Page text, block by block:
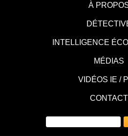
À
INTELLIGENCE
MÉDIAS
VIDÉOS IE /
CONTACT